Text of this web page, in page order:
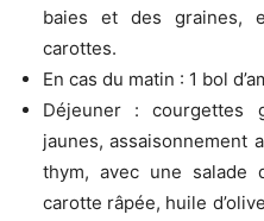
baies et des graines,
carottes.
En cas du matin : 1 bol
Déjeuner : courgettes
jaunes, assaisonnement
thym, avec une
carotte râpée, huile